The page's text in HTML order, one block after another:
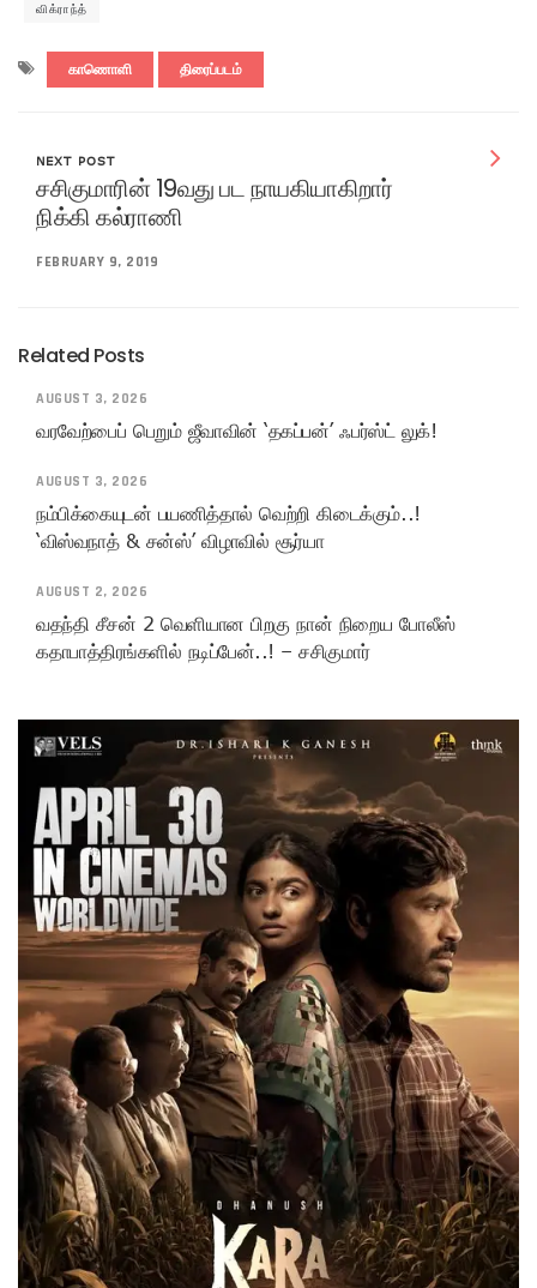
விக்ராந்த்
காணொளி திரைப்படம்
NEXT POST
சசிகுமாரின் 19வது பட நாயகியாகிறார்
நிக்கி கல்ராணி
FEBRUARY 9, 2019
Related Posts
AUGUST 3, 2026
வரவேற்பைப் பெறும் ஜீவாவின் ‘தகப்பன்’ ஃபர்ஸ்ட் லுக்!
AUGUST 3, 2026
நம்பிக்கையுடன் பயணித்தால் வெற்றி கிடைக்கும்..!
‘விஸ்வநாத் & சன்ஸ்’ விழாவில் சூர்யா
AUGUST 2, 2026
வதந்தி சீசன் 2 வெளியான பிறகு நான் நிறைய போலீஸ்
கதாபாத்திரங்களில் நடிப்பேன்..! – சசிகுமார்